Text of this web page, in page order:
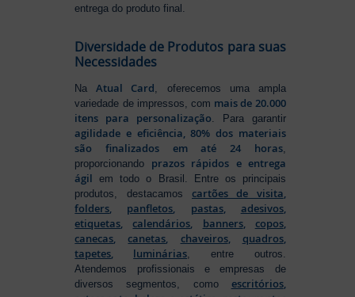
entrega do produto final.
Diversidade de Produtos para suas
Necessidades
NaAtual Card , oferecemos uma ampla
variedade de impressos, com mais de 20.000
itens para personalização . Para garantir
agilidade e eficiência, 80% dos materiais
são finalizados em até 24 horas,
proporcionando prazos rápidos e entrega
ágil em todo o Brasil. Entre os principais
produtos, destacamos cartões de visita
folders
panfletos pastas, adesivos,
etiquetas ,calendários banners, copos,
canecas ,canetas chaveiros, quadros,
tapetes
luminárias , entre outros.
Atendemos profissionais e empresas de
diversos segmentos, como escritórios,